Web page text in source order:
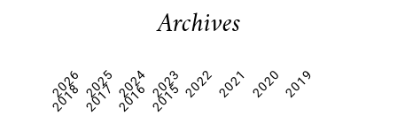
Archives
2026 2025 2024 2023 2022 2021 2020 2019
2018 2017 2016 2015